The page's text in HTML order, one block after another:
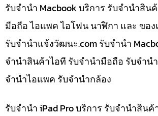
รับจำนำ Macbook บริการ รับจำนำสิน
มือถือ ไอแพค ไอโฟน นาฬิกา และ ขอ
รับจํานําแจ้งวัฒนะ.com รับจำนำ
จำนำสินค้าไอที รับจำนำมือถือ รับจำน
จำนำไอแพค รับจำนำกล้อง
รับจำนำ iPad Pro บริการ รับจำนำสิน